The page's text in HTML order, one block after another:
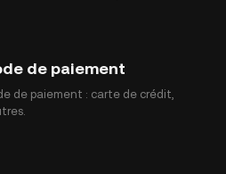
de paiement
de paiement : carte de crédit,